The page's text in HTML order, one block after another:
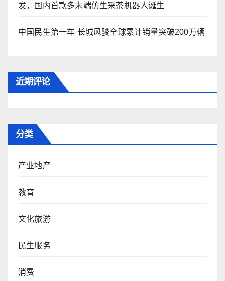
发，国内首款多末端仿生采茶机器人诞生
中国民生第一车 长城风骏全球累计销量突破200万辆
近期评论
分类
产业地产
教育
文化旅游
民生服务
消费